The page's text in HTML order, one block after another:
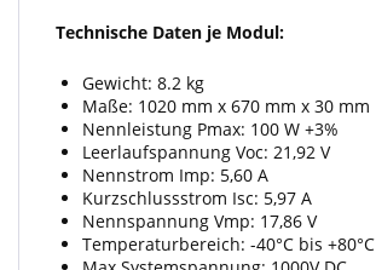
Technische Daten je Modul:
Gewicht: 8.2 kg
Maße: 1020 mm x 670 mm x 30 mm
Nennleistung Pmax: 100 W +3%
Leerlaufspannung Voc: 21,92 V
Nennstrom Imp: 5,60 A
Kurzschlussstrom Isc: 5,97 A
Nennspannung Vmp: 17,86 V
Temperaturbereich: -40°C bis +80°C